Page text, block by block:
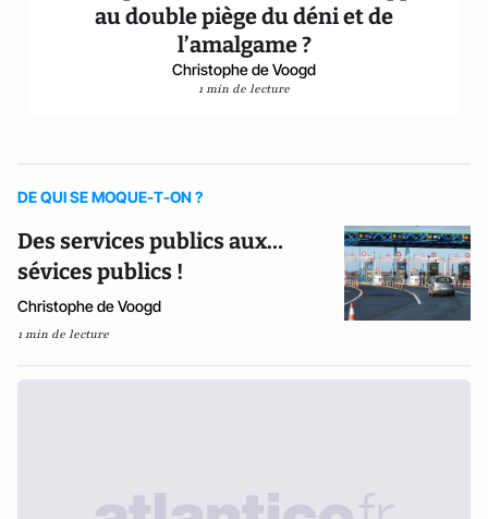
au double piège du déni et de
l’amalgame ?
Christophe de Voogd
1 min de lecture
DE QUI SE MOQUE-T-ON ?
Des services publics aux…
sévices publics !
Christophe de Voogd
1 min de lecture